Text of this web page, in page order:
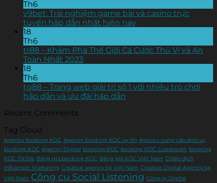
Th6
v9bet: Trải nghiệm game bài và casino trực
tuyến hấp dẫn nhất hiện nay
18
Th6
tr88 – Khám Phá Thế Giới Cá Cược Thú Vị và An
Toàn Nhất 2023
18
Th6
tg88 – Trang web giải trí số 1 với nhiều trò chơi
hấp dẫn và ưu đãi hấp dẫn
Recent Comments
Tag Cloud
Agency booking KOC Agency booking KOC uy tín Agency cung cấp dịch vụ
booking KOC Agency Digital booking KOC booking KOC Livestream booking
KOC TikTok Bảng giá booking KOC Bảng giá KOC Việt Nam Chiến dịch
Influencer Marketing Creative agency tại Việt Nam Creative Digital Agency tại
Việt Nam Công cụ Social Listening Công ty Digital